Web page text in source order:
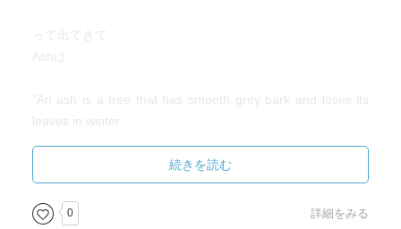
って出てきて、
Ashは
"An ash is a tree that has smooth grey bark and loses its
leaves in winter.
Ash is the wood from this tree."
って出てきたから、AshとSeedは出会うべくして出会った
続きを読む
0 詳細をみる